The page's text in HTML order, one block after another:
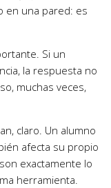
en una pared: es
Si un
la respuesta no
muchas veces,
claro. Un alumno
afecta su propio
exactamente lo
herramienta.